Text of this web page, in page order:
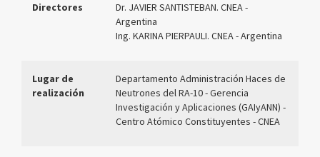
Directores
Dr. JAVIER SANTISTEBAN. CNEA -
Argentina
Ing. KARINA PIERPAULI. CNEA - Argentina
Lugar de
realización
Departamento Administración Haces de
Neutrones del RA-10 - Gerencia
Investigación y Aplicaciones (GAIyANN) -
Centro Atómico Constituyentes - CNEA